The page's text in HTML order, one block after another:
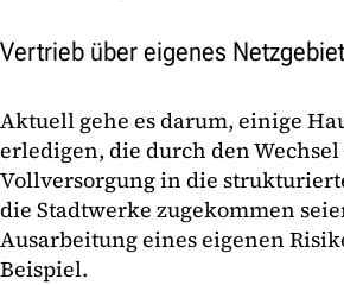
Vertrieb über eigenes
Aktuell gehe es darum, einige
erledigen, die durch den Wechsel
Vollversorgung in die
die Stadtwerke zugekommen
Ausarbeitung eines eigenen
Beispiel.